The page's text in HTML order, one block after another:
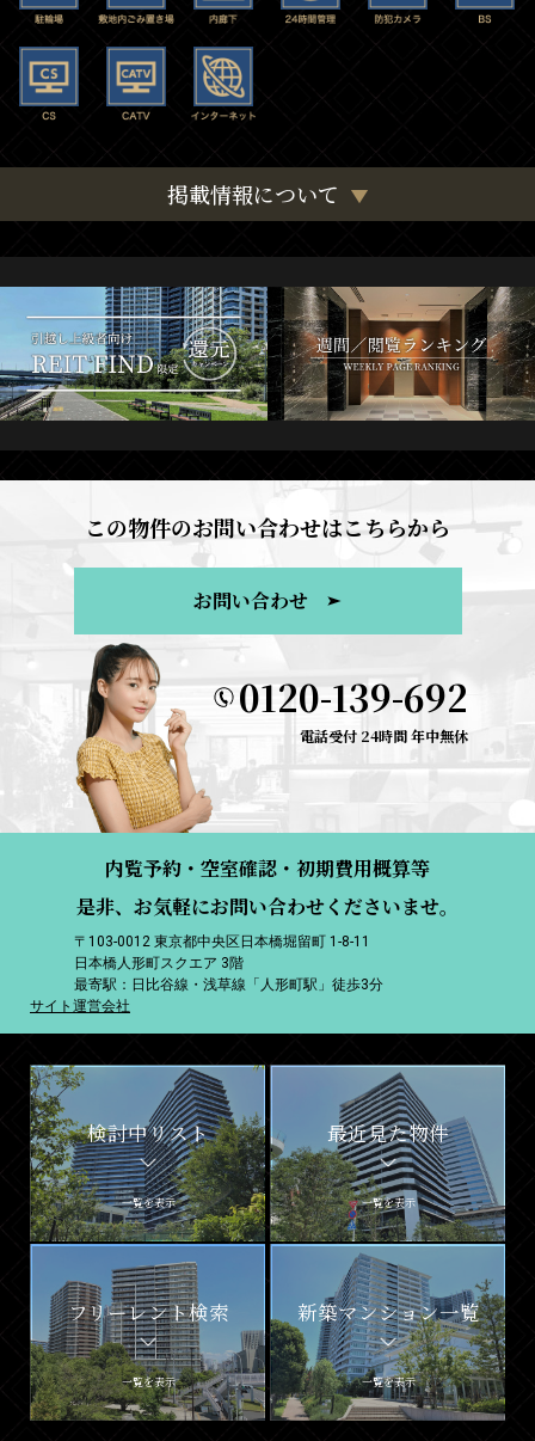
掲載情報について
この物件のお問い合わせはこちらから
お問い合わせ
0120-139-692
電話受付 24時間 年中無休
内覧予約・空室確認・初期費用概算等
是非、お気軽にお問い合わせくださいませ。
〒103-0012 東京都中央区日本橋堀留町 1-8-11
日本橋人形町スクエア 3階
最寄駅：日比谷線・浅草線「人形町駅」徒歩3分
サイト運営会社
検討中リスト
一覧を表示
最近見た物件
一覧を表示
フリーレント検索
一覧を表示
新築マンション一覧
一覧を表示